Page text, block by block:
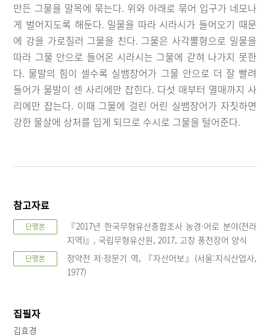
만든 그물을 말목에 묶는다. 위와 아래로 묶어 입구가 네모나
게 벌어지도록 해둔다. 밀물을 따라 시라시가 들어오기 때문
에 강을 가로질러 그물을 친다. 그물은 사각뿔형으로 밀물을
따라 그물 안으로 들어온 시라시는 그물에 갇혀 나가지 못한
다. 물발의 힘이 셀수록 실뱀장어가 그물 안으로 더 잘 빨려
들어가 물발이 센 사리에만 잡힌다. 다섯 매부터 열매까지 사
리에만 잡는다. 이때 그물에 걸린 어린 실뱀장어가 자칫하면
강한 물살에 상처를 입게 되므로 수시로 그물을 털어준다.
참고자료
단행본
『2017년 한국무형유산종합조사 농경·어로 분야(전라
지역)』, 국립무형유산원, 2017, 고창 풍천장어 양식
단행본
정약전 저·정문기 역, 『자산어보』(서울:지식산업사,
1977)
집필자
김효경